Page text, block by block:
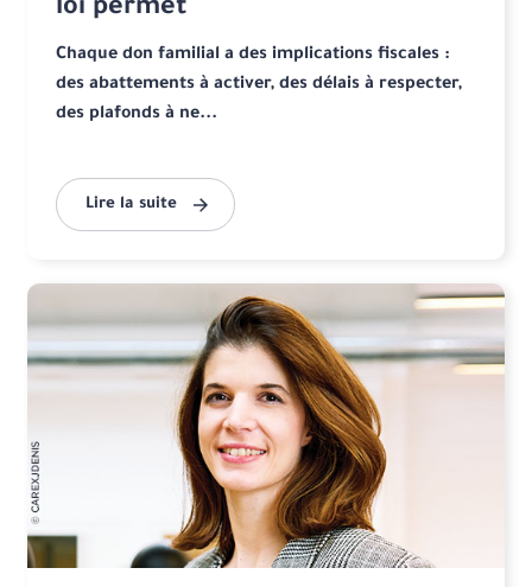
loi permet
Chaque don familial a des implications fiscales :
des abattements à activer, des délais à respecter,
des plafonds à ne...
Lire la suite